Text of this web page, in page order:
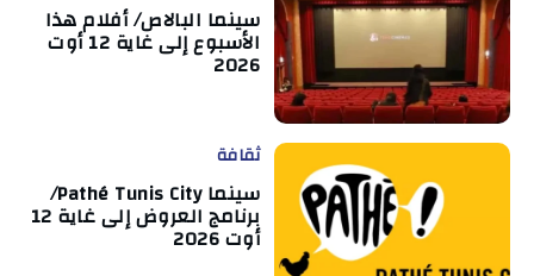
سينما البالاص/ أفلام هذا
الأسبوع إلى غاية 12 أوت
2026
ثقافة
سينما Pathé Tunis City/
برنامج العروض إلى غاية 12
أوت 2026